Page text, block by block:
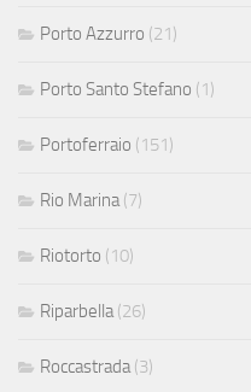
Porto Azzurro (21)
Porto Santo Stefano (1)
Portoferraio (151)
Rio Marina (7)
Riotorto (10)
Riparbella (26)
Roccastrada (3)